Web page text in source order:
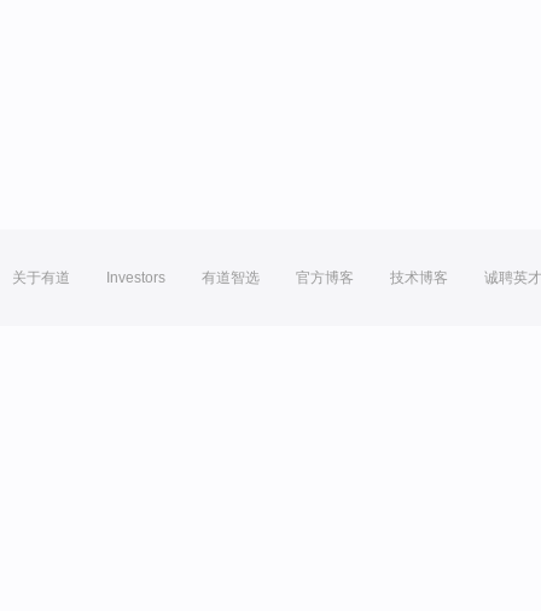
关于有道 Investors 有道智选 官方博客 技术博客 诚聘英才